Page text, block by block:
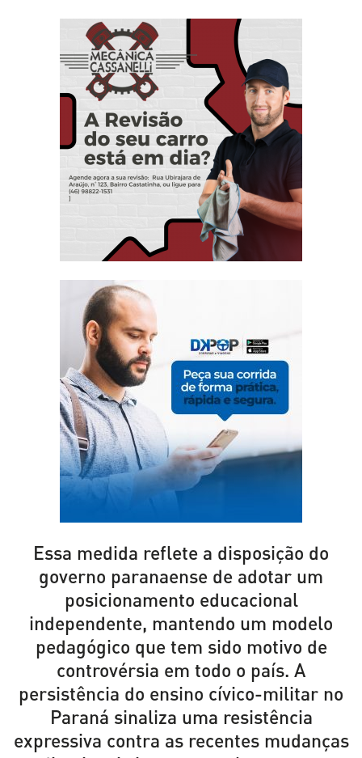
Essa medida reflete a disposição do
governo paranaense de adotar um
posicionamento educacional
independente, mantendo um modelo
pedagógico que tem sido motivo de
controvérsia em todo o país. A
persistência do ensino cívico-militar no
Paraná sinaliza uma resistência
expressiva contra as recentes mudanças